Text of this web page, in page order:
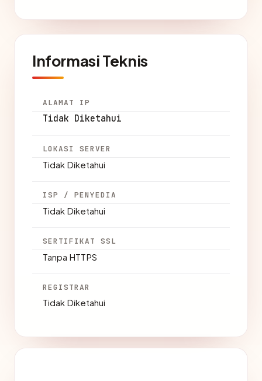
Informasi Teknis
ALAMAT IP
Tidak Diketahui
LOKASI SERVER
Tidak Diketahui
ISP / PENYEDIA
Tidak Diketahui
SERTIFIKAT SSL
Tanpa HTTPS
REGISTRAR
Tidak Diketahui